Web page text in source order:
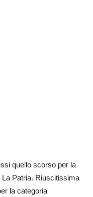
quello scorso per la
La Patria. Riuscitissima
la categoria